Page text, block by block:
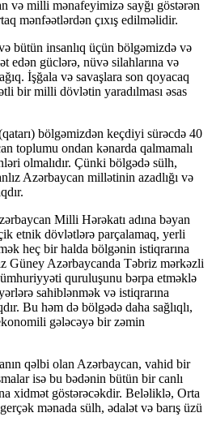
və milli mənafeyimizə sayğı göstərən
mənfəətlərdən çıxış edilməlidir.
bütün insanlıq üçün bölgəmizdə və
edən güclərə, nüvə silahlarına və
İşğala və savaşlara son qoyacaq
bir milli dövlətin yaradılması əsas
bölgəmizdən keçdiyi sürəcdə 40
toplumu ondan kənarda qalmamalı
olmalıdır. Çünki bölgədə sülh,
Azərbaycan millətinin azadlığı və
Milli Hərəkatı adına bəyan
etnik dövlətlərə parçalamaq, yerli
heç bir halda bölgənin istiqrarına
Güney Azərbaycanda Təbriz mərkəzli
quruluşunu bərpa etməklə
sahiblənmək və istiqrarına
Bu həm də bölgədə daha sağlıqlı,
gələcəyə bir zəmin
qəlbi olan Azərbaycan, vahid bir
isə bu bədənin bütün bir canlı
xidmət göstərəcəkdir. Beləliklə, Orta
mənada sülh, ədalət və barış üzü